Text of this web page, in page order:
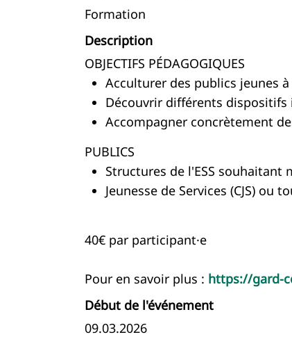
Formation
Description
OBJECTIFS PÉDAGOGIQUES
Acculturer des publics jeunes
Découvrir différents
Accompagner concrètement
PUBLICS
Structures de l'ESS souhaitant
Jeunesse de Services (CJS)
40€ par participant·e
Pour en savoir plus : https://gard-
Début de l'événement
09.03.2026